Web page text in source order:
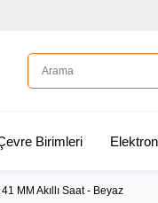
Birimleri
MM Akıllı Saat - Beyaz